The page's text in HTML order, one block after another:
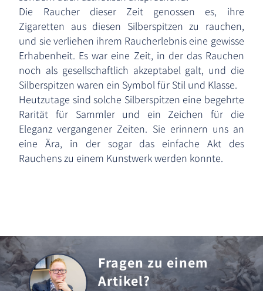
Die Raucher dieser Zeit genossen es, ihre
Zigaretten aus diesen Silberspitzen zu rauchen,
und sie verliehen ihrem Raucherlebnis eine gewisse
Erhabenheit. Es war eine Zeit, in der das Rauchen
noch als gesellschaftlich akzeptabel galt, und die
Silberspitzen waren ein Symbol für Stil und Klasse.
Heutzutage sind solche Silberspitzen eine begehrte
Rarität für Sammler und ein Zeichen für die
Eleganz vergangener Zeiten. Sie erinnern uns an
eine Ära, in der sogar das einfache Akt des
Rauchens zu einem Kunstwerk werden konnte.
Fragen zu einem
Artikel?